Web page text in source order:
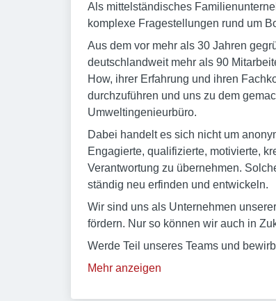
Als mittelständisches
komplexe Fragestellungen rund um
Aus dem vor mehr als 30 Jahren
deutschlandweit mehr als 90
How, ihrer Erfahrung und ihren
durchzuführen und uns zu dem
Umweltingenieurbüro.
Dabei handelt es sich nicht um
Engagierte, qualifizierte, motivierte,
Verantwortung zu übernehmen.
ständig neu erfinden und entwickeln.
Wir sind uns als Unternehmen
fördern. Nur so können wir auch in
Werde Teil unseres Teams und
Mehr anzeigen